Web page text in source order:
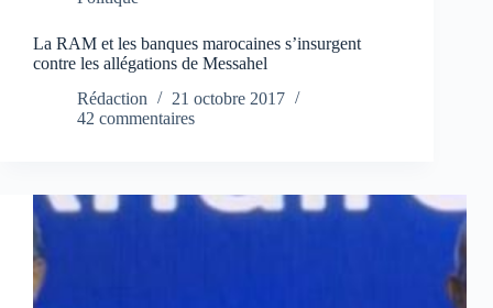
La RAM et les banques marocaines s’insurgent
contre les allégations de Messahel
Rédaction
21 octobre 2017
42 commentaires